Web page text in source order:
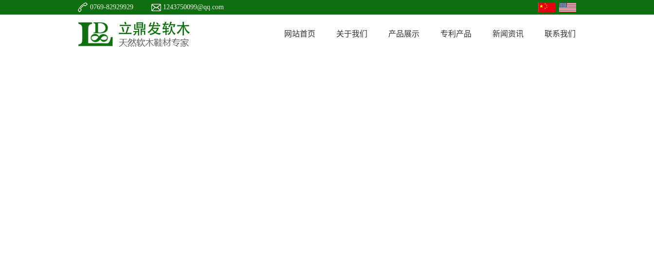
0769-82929929 1243750099@qq.com
网站首页 关于我们 产品展示 专利产品 新闻资讯 联系我们